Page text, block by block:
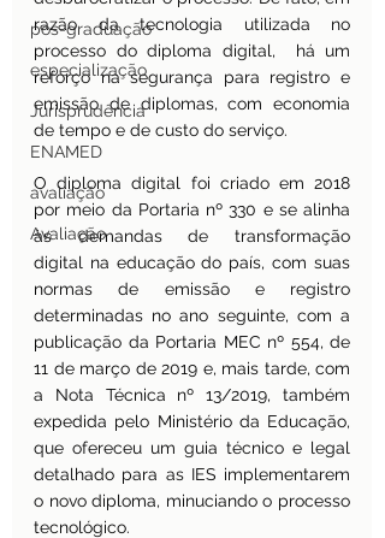
pos-graduação
especialização
Jurisprudência
ENAMED
avaliação
Avaliação
razão da tecnologia utilizada no
processo do diploma digital,  há um
reforço na segurança para registro e
emissão de diplomas, com economia
de tempo e de custo do serviço.
O diploma digital foi criado em 2018
por meio da Portaria nº 330 e se alinha
às demandas de transformação
digital na educação do país, com suas
normas de emissão e registro
determinadas no ano seguinte, com a
publicação da Portaria MEC nº 554, de
11 de março de 2019 e, mais tarde, com
a Nota Técnica nº 13/2019, também
expedida pelo Ministério da Educação,
que ofereceu um guia técnico e legal
detalhado para as IES implementarem
o novo diploma, minuciando o processo
tecnológico.